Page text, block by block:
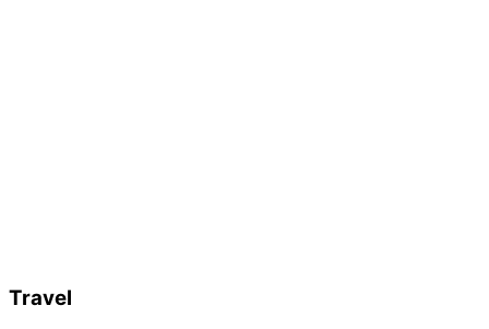
Travel